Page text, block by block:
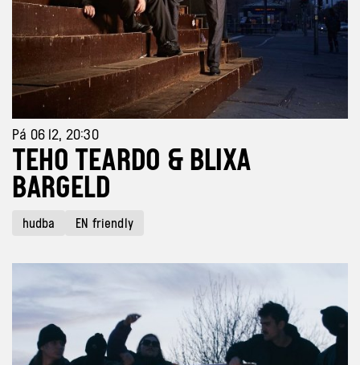
Pá 06 12, 20:30
TEHO TEARDO & BLIXA
BARGELD
hudba EN friendly